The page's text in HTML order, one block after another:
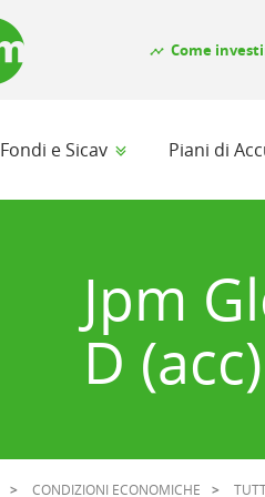
timeline Come
Fondi e Sicav Piani di
Jpm
D
CONDIZIONI ECONOMICHE